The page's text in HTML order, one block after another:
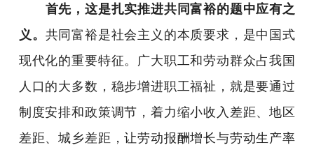
首先，这是扎实推进共同富裕的题中应有之
义。 共同富裕是社会主义的本质要求，是中国式
现代化的重要特征。广大职工和劳动群众占我国
人口的大多数，稳步增进职工福祉，就是要通过
制度安排和政策调节，着力缩小收入差距、地区
差距、城乡差距，让劳动报酬增长与劳动生产率